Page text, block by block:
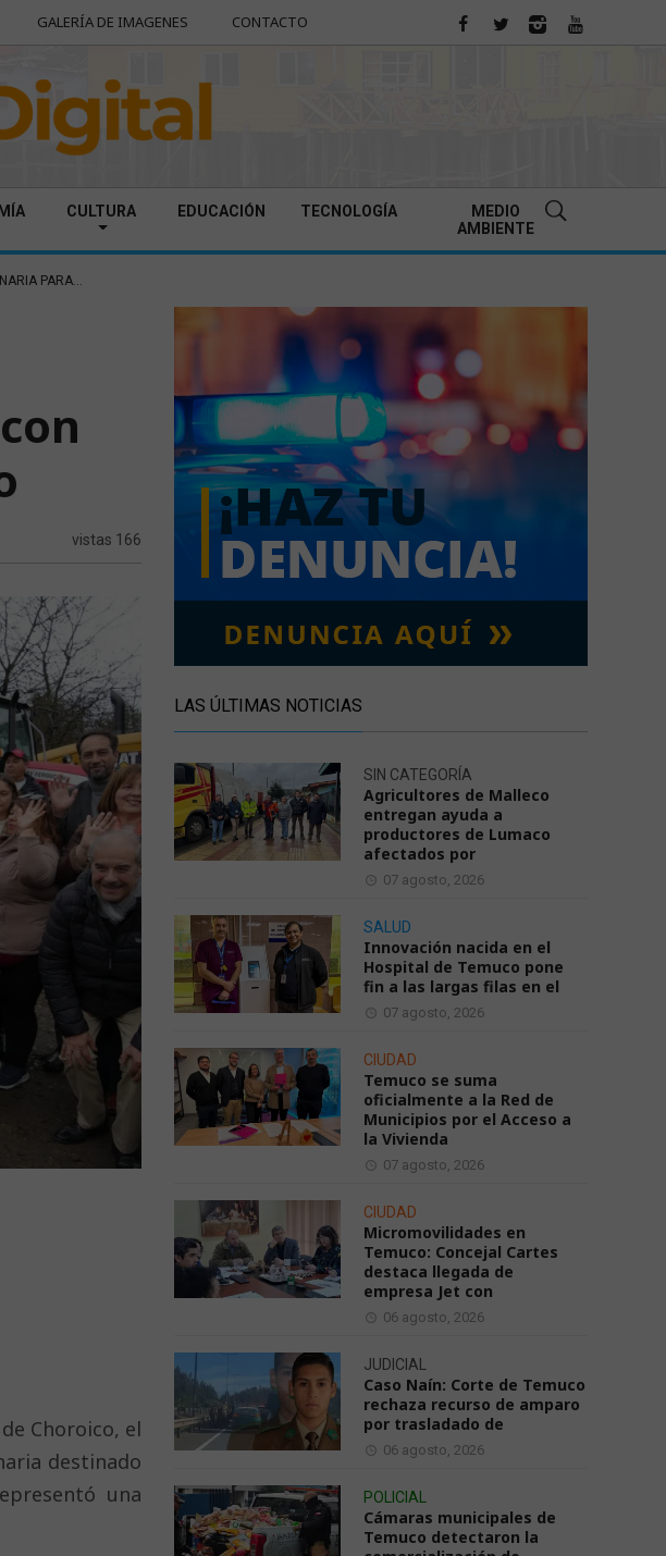
GALERÍA DE IMAGENES CONTACTO
CULTURA EDUCACIÓN TECNOLOGÍA
MEDIO
AMBIENTE
PARA...
vistas 166
Choroico, el
destinado
una
LAS ÚLTIMAS NOTICIAS
SIN CATEGORÍA
Agricultores de Malleco
entregan ayuda a
productores de Lumaco
afectados por
07 agosto, 2026
SALUD
Innovación nacida en el
Hospital de Temuco pone
fin a las largas filas en el
07 agosto, 2026
CIUDAD
Temuco se suma
oficialmente a la Red de
Municipios por el Acceso a
la Vivienda
07 agosto, 2026
CIUDAD
Micromovilidades en
Temuco: Concejal Cartes
destaca llegada de
empresa Jet con
06 agosto, 2026
JUDICIAL
Caso Naín: Corte de Temuco
rechaza recurso de amparo
por trasladado de
06 agosto, 2026
POLICIAL
Cámaras municipales de
Temuco detectaron la